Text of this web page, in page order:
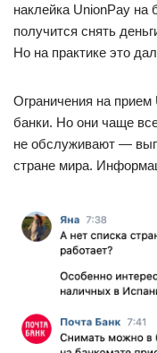
наклейка UnionPay на
получится снять
Но на практике это
Ограничения на
банки. Но они чаще
не обслуживают —
стране мира.